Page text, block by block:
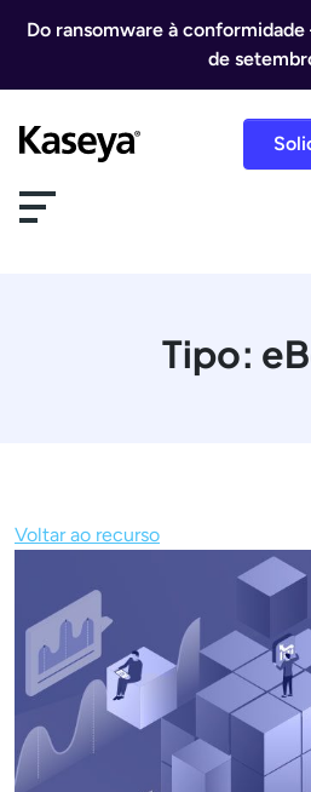
Do ransomware à
de
Tipo:
Voltar ao recurso